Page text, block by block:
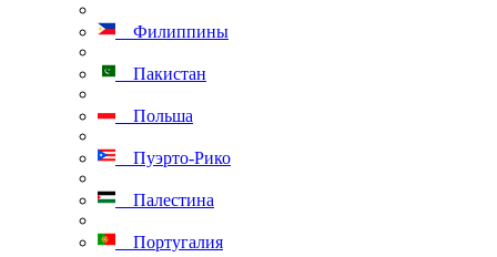
Филиппины
Пакистан
Польша
Пуэрто-Рико
Палестина
Португалия